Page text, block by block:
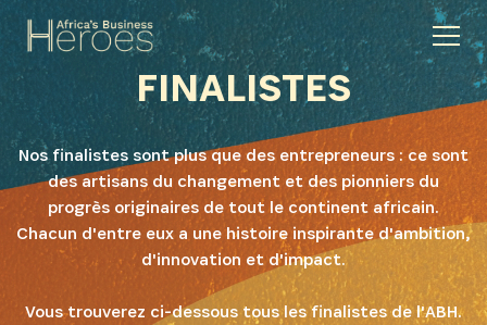
FINALISTES
Nos finalistes sont plus que des entrepreneurs : ce sont
des artisans du changement et des pionniers du
progrès originaires de tout le continent africain.
Chacun d'entre eux a une histoire inspirante d'ambition,
d'innovation et d'impact.
Vous trouverez ci-dessous tous les finalistes de l'ABH.